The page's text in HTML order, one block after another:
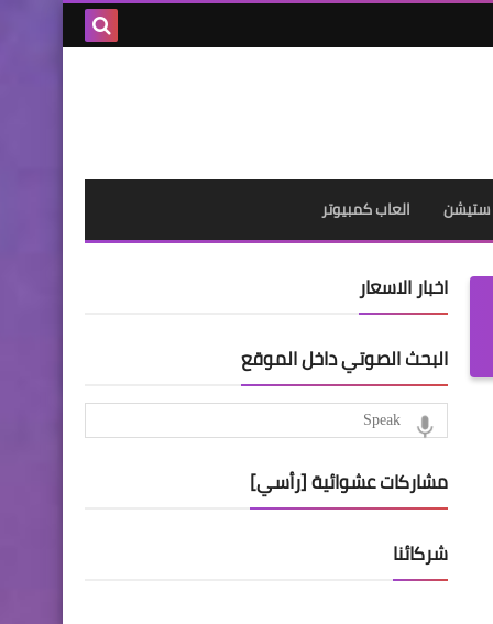
ستيشن
العاب كمبيوتر
اخبار الاسعار
البحث الصوتي داخل الموقع
مشاركات عشوائية [رأسي]
شركائنا